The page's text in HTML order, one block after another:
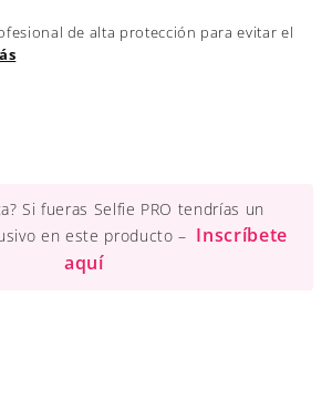
de alta protección para evitar el
Si fueras Selfie PRO tendrías un
en este producto – Inscríbete
aquí